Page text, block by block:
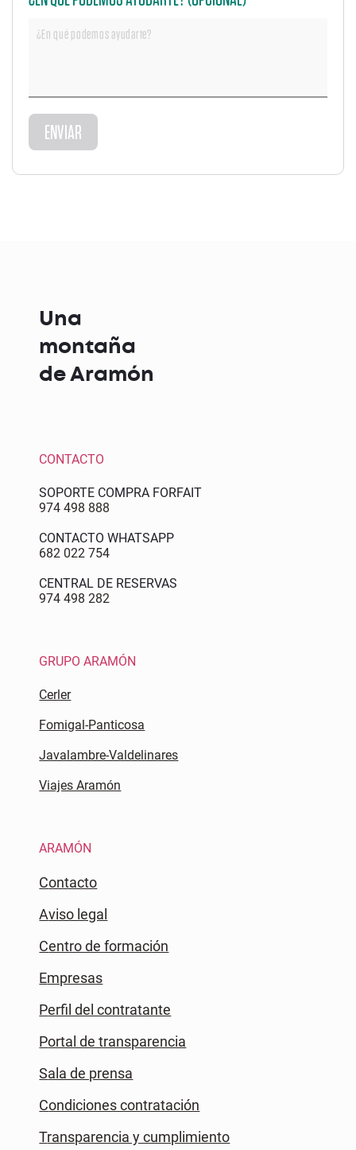
Una
montaña
de Aramón
CONTACTO
SOPORTE COMPRA FORFAIT
974 498 888
CONTACTO WHATSAPP
682 022 754
CENTRAL DE RESERVAS
974 498 282
GRUPO ARAMÓN
Cerler
Fomigal-Panticosa
Javalambre-Valdelinares
Viajes Aramón
ARAMÓN
Contacto
Aviso legal
Centro de formación
Empresas
Perfil del contratante
Portal de transparencia
Sala de prensa
Condiciones contratación
Transparencia y cumplimiento